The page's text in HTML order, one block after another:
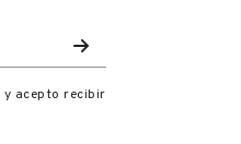
y acepto recibir